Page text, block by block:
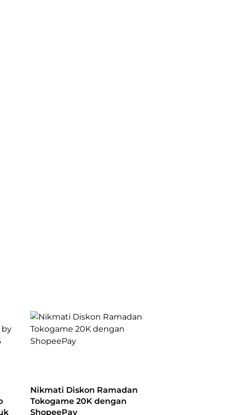
Nikmati Diskon Ramadan
Tokogame 20K dengan
ShopeePay